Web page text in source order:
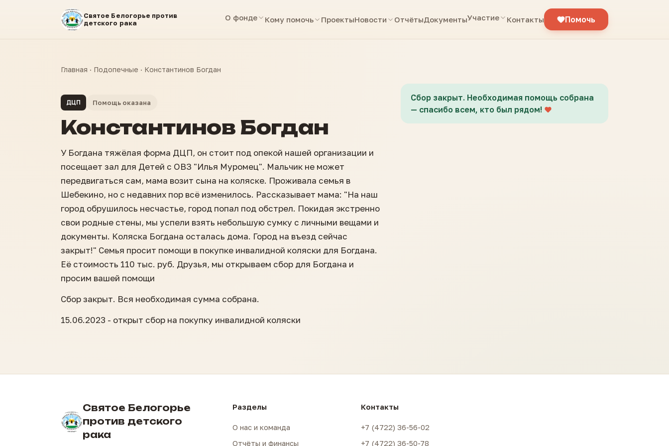
Святое Белогорье против
детского рака
О фонде Кому помочь ПроектыНовости ОтчётыДокументыУчастие Контакты Помочь
Главная · Подопечные · Константинов Богдан
ДЦП Помощь оказана
Константинов Богдан
У Богдана тяжёлая форма ДЦП, он стоит под опекой нашей организации и
посещает зал для Детей с ОВЗ "Илья Муромец". Мальчик не может
передвигаться сам, мама возит сына на коляске. Проживала семья в
Шебекино, но с недавних пор всё изменилось. Рассказывает мама: "На наш
город обрушилось несчастье, город попал под обстрел. Покидая экстренно
свои родные стены, мы успели взять небольшую сумку с личными вещами и
документы. Коляска Богдана осталась дома. Город на въезд сейчас
закрыт!" Семья просит помощи в покупке инвалидной коляски для Богдана.
Её стоимость 110 тыс. руб. Друзья, мы открываем сбор для Богдана и
просим вашей помощи
Сбор закрыт. Вся необходимая сумма собрана.
15.06.2023 - открыт сбор на покупку инвалидной коляски
Сбор закрыт. Необходимая помощь собрана
— спасибо всем, кто был рядом!
Святое Белогорье
против детского
рака
Разделы
О нас и команда
Отчёты и финансы
Контакты
+7 (4722) 36-56-02
+7 (4722) 36-50-78